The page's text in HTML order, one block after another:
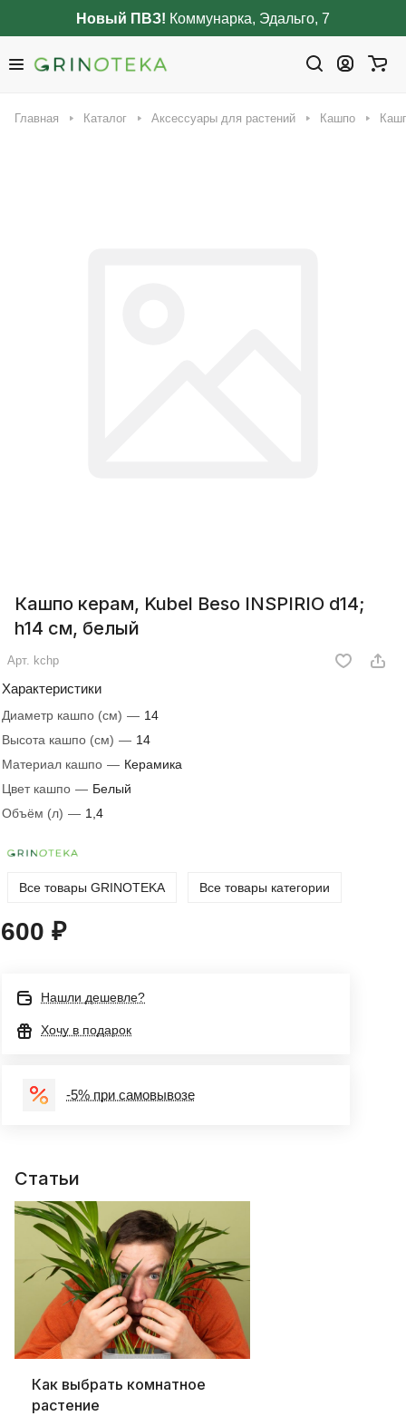
Новый ПВЗ! Коммунарка, Эдальго, 7
Главная Каталог Аксессуары для растений Кашпо
Кашпо керам, Kubel Beso INSPIRIO d14;
h14 см, белый
Арт. kchp
Характеристики
Диаметр кашпо (см) — 14
Высота кашпо (см) — 14
Материал кашпо — Керамика
Цвет кашпо — Белый
Объём (л) — 1,4
Все товары GRINOTEKA Все товары категории
600 ₽
Нашли дешевле?
Хочу в подарок
-5% при самовывозе
Статьи
Как выбрать комнатное
растение